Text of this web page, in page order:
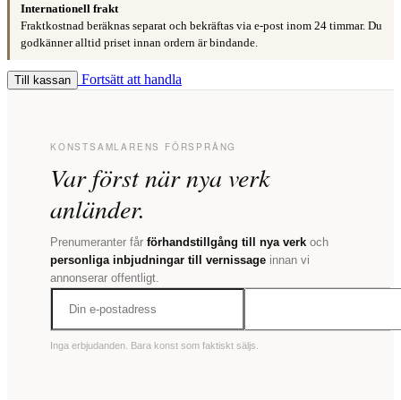
Internationell frakt
Fraktkostnad beräknas separat och bekräftas via e-post inom 24 timmar. Du
godkänner alltid priset innan ordern är bindande.
Till kassan Fortsätt att handla
KONSTSAMLARENS FÖRSPRÅNG
Var först när nya verk
anländer.
Prenumeranter får förhandstillgång till nya verk och
personliga inbjudningar till vernissage innan vi
annonserar offentligt.
Inga erbjudanden. Bara konst som faktiskt säljs.